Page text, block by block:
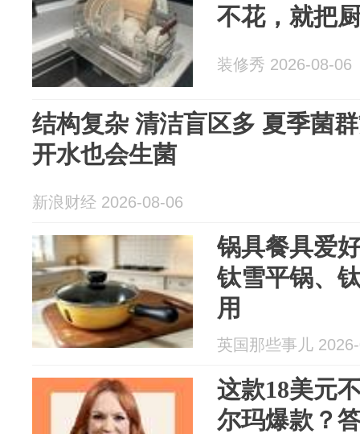
不花，就把
装修秀 2026-08-06
结构复杂 清洁盲区多 夏季菌
开水也会生菌
新浪财经 2026-08-06
锅具餐具爱
钛雪平锅、
用
英国那些事儿
这款18美元
尔玛爆款？